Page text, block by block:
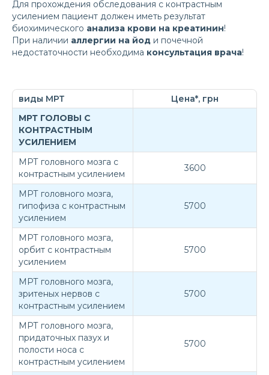
Для прохождения обследования с контрастным
усилением пациент должен иметь результат
биохимического анализа крови на креатинин!
При наличии аллергии на йод и почечной
недостаточности необходима консультация врача!
виды МРТ
Цена*, грн
МРТ ГОЛОВЫ С
КОНТРАСТНЫМ
УСИЛЕНИЕМ
МРТ головного мозга с
контрастным усилением
3600
МРТ головного мозга,
гипофиза с контрастным
усилением
5700
МРТ головного мозга,
орбит с контрастным
усилением
5700
МРТ головного мозга,
зритеных нервов с
контрастным усилением
5700
МРТ головного мозга,
придаточных пазух и
полости носа с
контрастным усилением
5700